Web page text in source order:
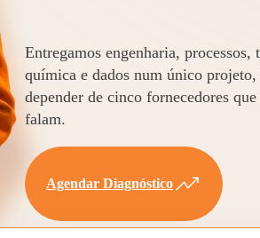
Entregamos engenharia, processos,
química e dados num único projeto,
depender de cinco fornecedores que
falam.
Agendar Diagnóstico